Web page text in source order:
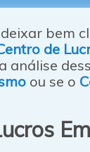
bem
de
análise
ou se o